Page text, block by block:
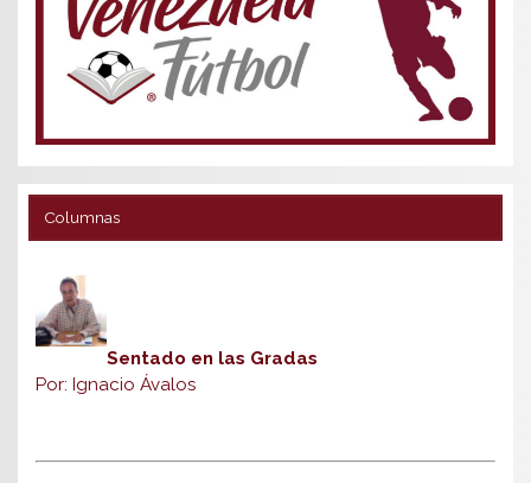
Columnas
Sentado en las Gradas
Por: Ignacio Ávalos